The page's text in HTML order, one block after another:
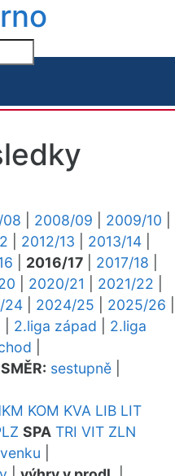
2008/09 2009/10
2012/13 2013/14
2016/17 2017/18
2020/21 2021/22
24 2024/25 2025/26
2.liga západ
2.liga
SMĚR: sestupně
KOM KVA LIB LIT
SPA TRI VIT ZLN
venku